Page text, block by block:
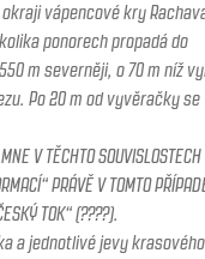
vápencové kry
ponorech propadá do
Po 20 m od vyvěračky se
SOUVISLOSTECH
PRÁVĚ V TOMTO
„NEJKRATŠÍ ČESKÝ TOK“ (????).
a jednotlivé jevy krasového